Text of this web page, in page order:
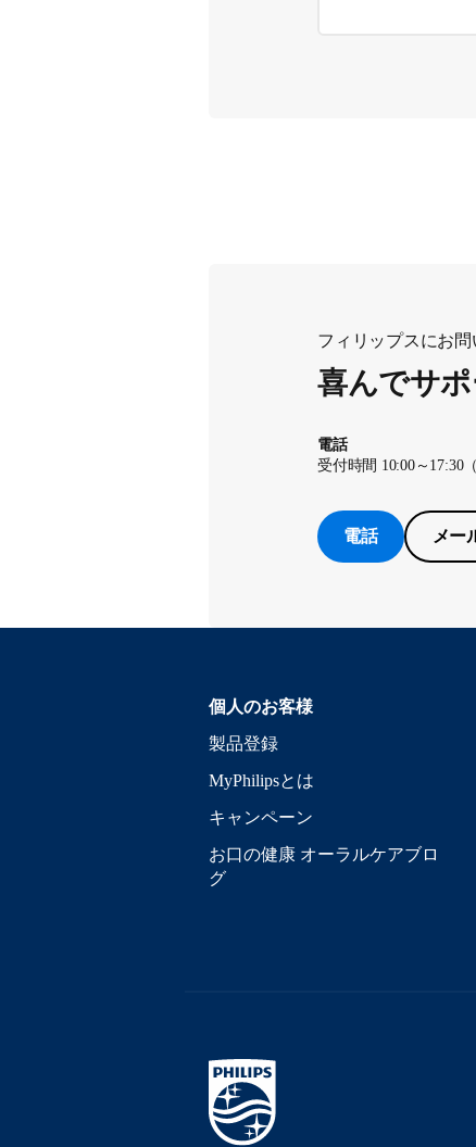
フィリップスにお
喜んでサ
電話
受付時間 10:00～17:30
電話 メー
個人のお客様
製品登録
MyPhilipsとは
キャンペーン
お口の健康 オーラルケアブロ
グ